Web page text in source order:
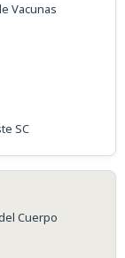
Vacunas
SC
Cuerpo